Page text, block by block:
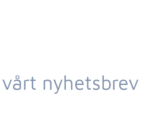
nyhetsbrev